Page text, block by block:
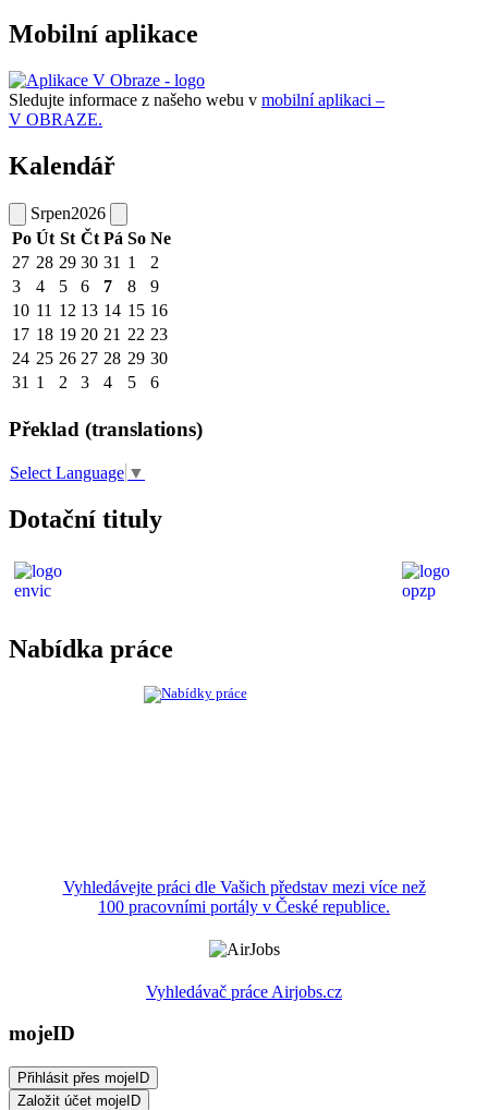
Mobilní aplikace
Sledujte informace z našeho webu v mobilní aplikaci –
V OBRAZE.
Kalendář
Srpen2026
Po Út St Čt Pá So Ne
27 28 29 30 31 1
2
3
4 5 6 7 8
9
10 11 12 13 14 15 16
17 18 19 20 21 22 23
24 25 26 27 28 29 30
31 1 2 3 4 5 6
Překlad (translations)
Select Language ▼
Dotační tituly
Nabídka práce
Vyhledávejte práci dle Vašich představ mezi více než
100 pracovními portály v České republice.
Vyhledávač práce Airjobs.cz
mojeID